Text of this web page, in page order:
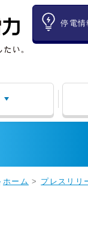
停電情
ホーム > プレスリリ